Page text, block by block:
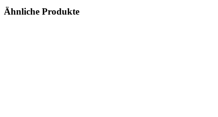
Ähnliche Produkte